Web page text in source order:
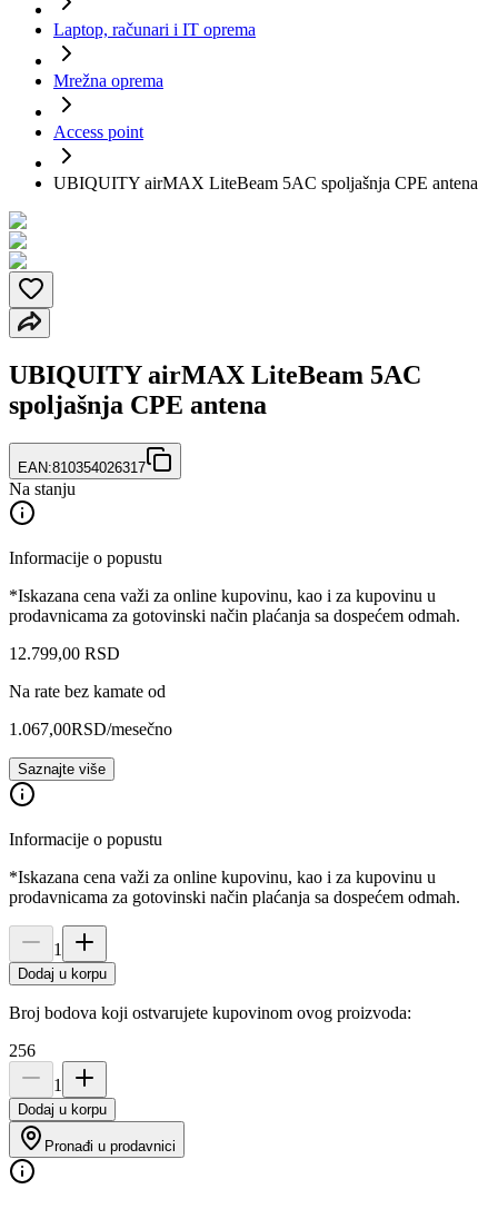
Laptop, računari i IT oprema
Mrežna oprema
Access point
UBIQUITY airMAX LiteBeam 5AC spoljašnja CPE antena
UBIQUITY airMAX LiteBeam 5AC
spoljašnja CPE antena
EAN:810354026317
Na stanju
Informacije o popustu
*Iskazana cena važi za online kupovinu, kao i za kupovinu u
prodavnicama za gotovinski način plaćanja sa dospećem odmah.
12.799,00 RSD
Na rate bez kamate od
1.067,00RSD/mesečno
Saznajte više
Informacije o popustu
*Iskazana cena važi za online kupovinu, kao i za kupovinu u
prodavnicama za gotovinski način plaćanja sa dospećem odmah.
1
Dodaj u korpu
Broj bodova koji ostvarujete kupovinom ovog proizvoda:
256
1
Dodaj u korpu
Pronađi u prodavnici